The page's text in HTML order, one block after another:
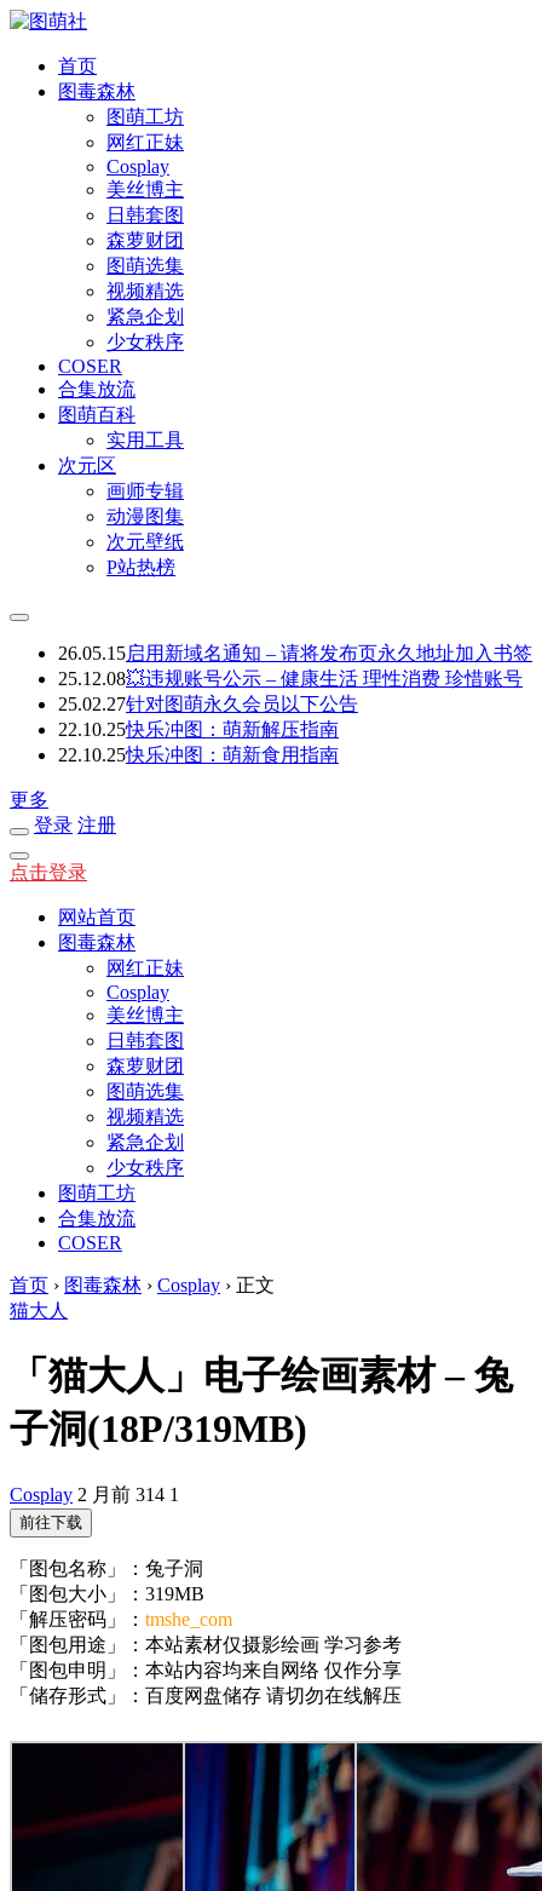
首页
图毒森林
图萌工坊
网红正妹
Cosplay
美丝博主
日韩套图
森萝财团
图萌选集
视频精选
紧急企划
少女秩序
COSER
合集放流
图萌百科
实用工具
次元区
画师专辑
动漫图集
次元壁纸
P站热榜
26.05.15启用新域名通知 – 请将发布页永久地址加入书签
25.12.08💥违规账号公示 – 健康生活 理性消费 珍惜账号
25.02.27针对图萌永久会员以下公告
22.10.25快乐冲图：萌新解压指南
22.10.25快乐冲图：萌新食用指南
更多
登录 注册
点击登录
网站首页
图毒森林
网红正妹
Cosplay
美丝博主
日韩套图
森萝财团
图萌选集
视频精选
紧急企划
少女秩序
图萌工坊
合集放流
COSER
首页 › 图毒森林 › Cosplay › 正文
猫大人
「猫大人」电子绘画素材 – 兔
子洞(18P/319MB)
Cosplay 2 月前 314 1
前往下载
「图包名称」：兔子洞
「图包大小」：319MB
「解压密码」： tmshe_com
「图包用途」：本站素材仅摄影绘画 学习参考
「图包申明」：本站内容均来自网络 仅作分享
「储存形式」：百度网盘储存 请切勿在线解压